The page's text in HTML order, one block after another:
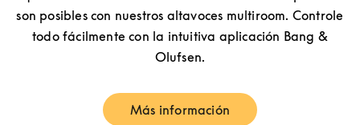
son posibles con nuestros altavoces multiroom. Controle
todo fácilmente con la intuitiva aplicación Bang &
Olufsen.
Más informaciónLink Opens in New Tab